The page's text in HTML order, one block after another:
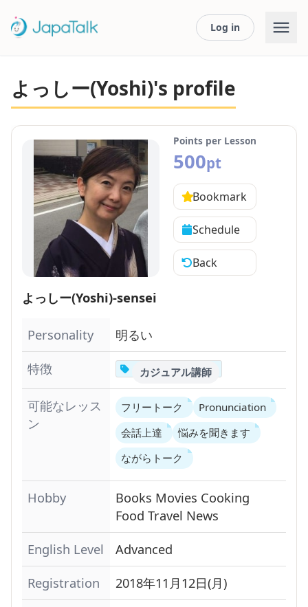
Log in
よっしー(Yoshi)'s profile
よっしー(Yoshi)-sensei
Points per Lesson
500pt
Bookmark
Schedule
Back
Personality
明るい
特徴
カジュアル講師
可能なレッス
ン
フリートーク
Pronunciation
会話上達
悩みを聞きます
ながらトーク
Hobby Books Movies Cooking
Food Travel News
English Level
Advanced
Registration
2018年11月12日(月)